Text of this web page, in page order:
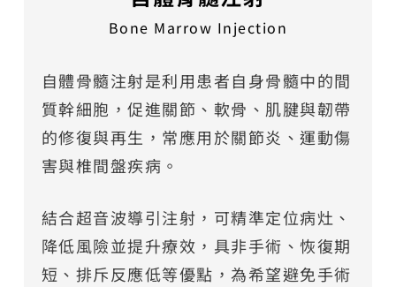
Bone Marrow Injection
自體骨髓注射是利用患者自身骨髓中的間
質幹細胞，促進關節、軟骨、肌腱與韌帶
的修復與再生，常應用於關節炎、運動傷
害與椎間盤疾病。
結合超音波導引注射，可精準定位病灶、
降低風險並提升療效，具非手術、恢復期
短、排斥反應低等優點，為希望避免手術